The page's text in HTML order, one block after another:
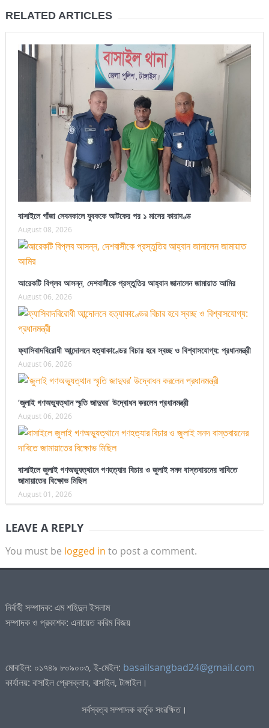
RELATED ARTICLES
বাসাইলে গাঁজা সেবনকালে যুবককে আটকের পর ১ মাসের কারাদণ্ড
August 08, 2026
আরেকটি বিপ্লব আসন্ন, দেশবাসীকে প্রস্তুতির আহ্বান জানালেন জামায়াত আমির
August 06, 2026
ফ্যাসিবাদবিরোধী আন্দোলনে হত্যাকাণ্ডের বিচার হবে স্বচ্ছ ও বিশ্বাসযোগ্য: প্রধানমন্ত্রী
August 06, 2026
‘জুলাই গণঅভ্যুত্থান স্মৃতি জাদুঘর’ উদ্বোধন করলেন প্রধানমন্ত্রী
August 06, 2026
বাসাইলে জুলাই গণঅভ্যুত্থানে গণহত্যার বিচার ও জুলাই সনদ বাস্তবায়নের দাবিতে
জামায়াতের বিক্ষোভ মিছিল
August 01, 2026
LEAVE A REPLY
You must be logged in to post a comment.
নির্বাহী সম্পাদক: এম শহিদুল ইসলাম
সম্পাদক ও প্রকাশক: এনায়েত করিম বিজয়
মোবাইল: ০১৭৪৯ ৮০৯০০৩, ই-মেইল: basailsangbad24@gmail.com
কার্যালয়: বাসাইল প্রেসক্লাব, বাসাইল, টাঙ্গাইল।
সর্বস্বত্ব সম্পাদক কর্তৃক সংরক্ষিত।